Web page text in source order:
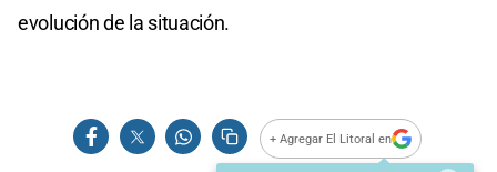
evolución de la situación.
+ Agregar El Litoral en